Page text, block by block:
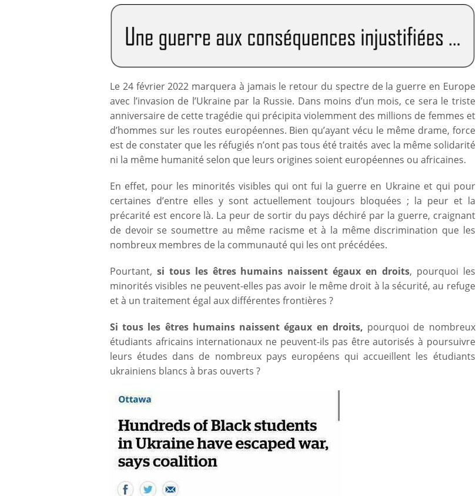
Le 24 février 2022 marquera à jamais le retour du spectre de la guerre en Europe
avec l’invasion de l’Ukraine par la Russie. Dans moins d’un mois, ce sera le triste
anniversaire de cette tragédie qui précipita violemment des millions de femmes et
d’hommes sur les routes européennes. Bien qu’ayant vécu le même drame, force
est de constater que les réfugiés n’ont pas tous été traités avec la même solidarité
ni la même humanité selon que leurs origines soient européennes ou africaines.
En effet, pour les minorités visibles qui ont fui la guerre en Ukraine et qui pour
certaines d’entre elles y sont actuellement toujours bloquées ; la peur et la
précarité est encore là. La peur de sortir du pays déchiré par la guerre, craignant
de devoir se soumettre au même racisme et à la même discrimination que les
nombreux membres de la communauté qui les ont précédées.
Pourtant, si tous les êtres humains naissent égaux en droits, pourquoi les
minorités visibles ne peuvent-elles pas avoir le même droit à la sécurité, au refuge
et à un traitement égal aux différentes frontières ?
Si tous les êtres humains naissent égaux en droits, pourquoi de nombreux
étudiants africains internationaux ne peuvent-ils pas être autorisés à poursuivre
leurs études dans de nombreux pays européens qui accueillent les étudiants
ukrainiens blancs à bras ouverts ?